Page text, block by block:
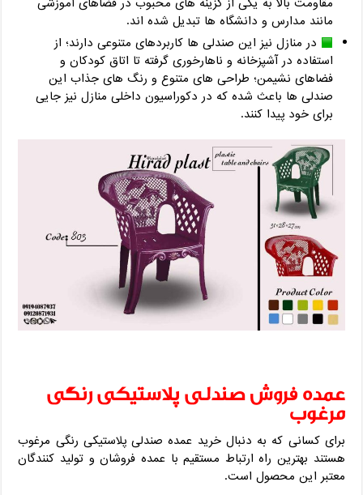
مانند مدارس و دانشگاه ها تبدیل شده اند.
در منازل نیز این صندلی ها کاربردهای متنوعی دارند؛ از
استفاده در آشپزخانه و ناهارخوری گرفته تا اتاق کودکان و
فضاهای نشیمن؛ طراحی های متنوع و رنگ های جذاب این
صندلی ها باعث شده که در دکوراسیون داخلی منازل نیز جایی
برای خود پیدا کنند.
عمده فروش صندلی پلاستیکی رنگی
مرغوب
برای کسانی که به دنبال خرید عمده صندلی پلاستیکی رنگی مرغوب
هستند بهترین راه ارتباط مستقیم با عمده فروشان و تولید کنندگان
معتبر این محصول است.